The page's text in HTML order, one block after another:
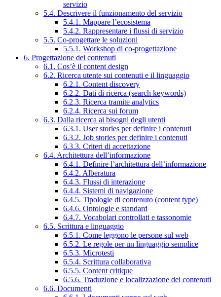
servizio
5.4. Descrivere il funzionamento del servizio
5.4.1. Mappare l’ecosistema
5.4.2. Rappresentare i flussi di servizio
5.5. Co-progettare le soluzioni
5.5.1. Workshop di co-progettazione
6. Progettazione dei contenuti
6.1. Cos’è il content design
6.2. Ricerca utente sui contenuti e il linguaggio
6.2.1. Content discovery
6.2.2. Dati di ricerca (search keywords)
6.2.3. Ricerca tramite analytics
6.2.4. Ricerca sui forum
6.3. Dalla ricerca ai bisogni degli utenti
6.3.1. User stories per definire i contenuti
6.3.2. Job stories per definire i contenuti
6.3.3. Criteri di accettazione
6.4. Architettura dell’informazione
6.4.1. Definire l’architettura dell’informazione
6.4.2. Alberatura
6.4.3. Flussi di interazione
6.4.4. Sistemi di navigazione
6.4.5. Tipologie di contenuto (content type)
6.4.6. Ontologie e standard
6.4.7. Vocabolari controllati e tassonomie
6.5. Scrittura e linguaggio
6.5.1. Come leggono le persone sul web
6.5.2. Le regole per un linguaggio semplice
6.5.3. Microtesti
6.5.4. Scrittura collaborativa
6.5.5. Content critique
6.5.6. Traduzione e localizzazione dei contenuti
6.6. Documenti